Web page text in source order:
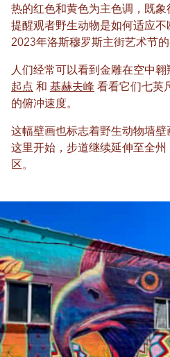
热的红色和黄色为主色调，既象
提醒观者野生动物是如何适应
2023年洛斯穆罗斯主街艺术节的
人们经常可以看到金雕在空中翱
起点 和 基赫夫峰 看看它们七英
的俯冲速度。
这幅壁画也标志着野生动物墙
这里开始，步道继续延伸至全
区。